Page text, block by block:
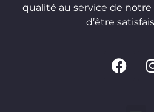
qualité au service de
d’être